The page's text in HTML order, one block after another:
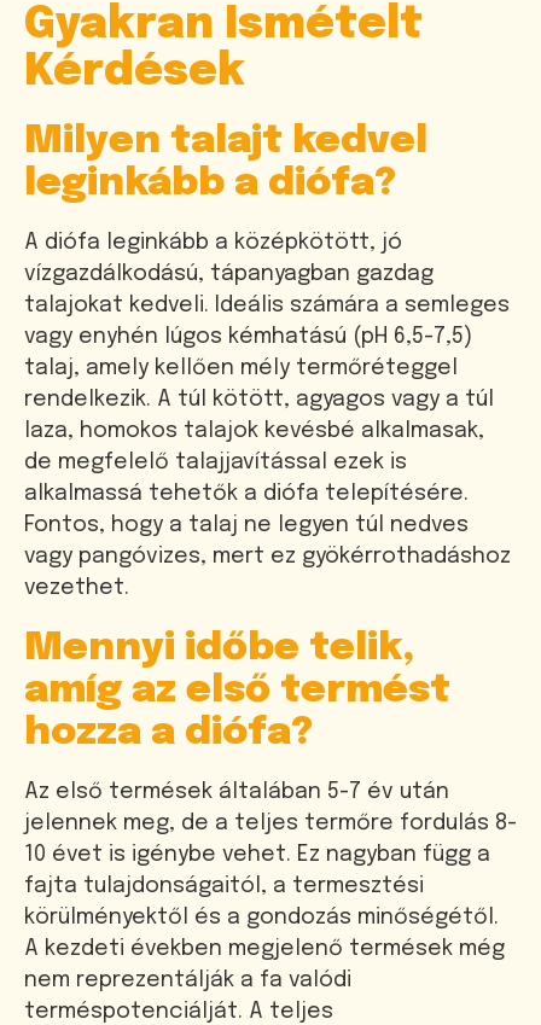
Gyakran Ismételt
Kérdések
Milyen talajt kedvel
leginkább a diófa?
A diófa leginkább a középkötött, jó
vízgazdálkodású, tápanyagban gazdag
talajokat kedveli. Ideális számára a semleges
vagy enyhén lúgos kémhatású (pH 6,5-7,5)
talaj, amely kellően mély termőréteggel
rendelkezik. A túl kötött, agyagos vagy a túl
laza, homokos talajok kevésbé alkalmasak,
de megfelelő talajjavítással ezek is
alkalmassá tehetők a diófa telepítésére.
Fontos, hogy a talaj ne legyen túl nedves
vagy pangóvizes, mert ez gyökérrothadáshoz
vezethet.
Mennyi időbe telik,
amíg az első termést
hozza a diófa?
Az első termések általában 5-7 év után
jelennek meg, de a teljes termőre fordulás 8-
10 évet is igénybe vehet. Ez nagyban függ a
fajta tulajdonságaitól, a termesztési
körülményektől és a gondozás minőségétől.
A kezdeti években megjelenő termések még
nem reprezentálják a fa valódi
terméspotenciálját. A teljes